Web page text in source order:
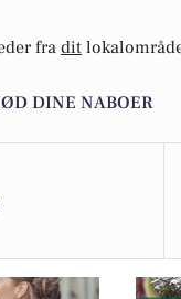
fra dit
DINE NABOER